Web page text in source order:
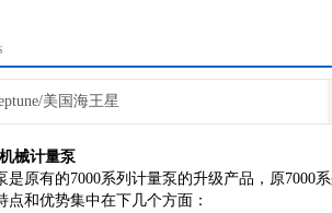
美国海王星
械计量泵
是原有的7000系列计量泵的升级产品，原
点和优势集中在下几个方面：